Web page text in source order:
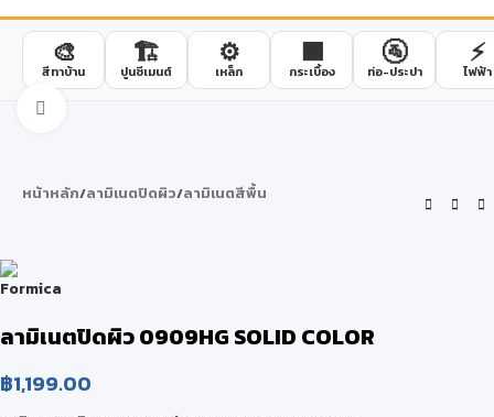
🎨
สีทาบ้าน
🏗️
ปูนซีเมนต์
⚙️
เหล็ก
🟫
กระเบื้อง
🚰
ท่อ-ประปา
⚡
ไฟฟ้า
Click to enlarge
หน้าหลัก/ลามิเนตปิดผิว/ลามิเนตสีพื้น
ลามิเนตปิดผิว 0909HG SOLID COLOR
฿1,199.00